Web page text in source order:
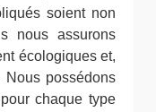
soient non
nous assurons
écologiques et,
Nous possédons
chaque type